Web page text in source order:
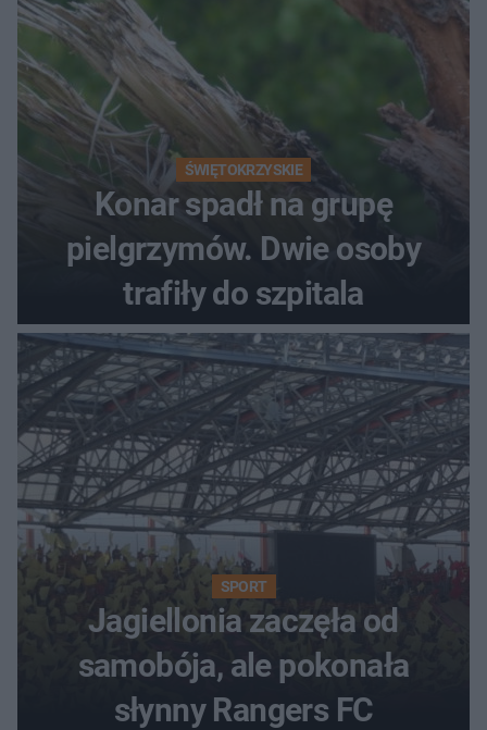
ŚWIĘTOKRZYSKIE
Konar spadł na grupę
pielgrzymów. Dwie osoby
trafiły do szpitala
SPORT
Jagiellonia zaczęła od
samobója, ale pokonała
słynny Rangers FC